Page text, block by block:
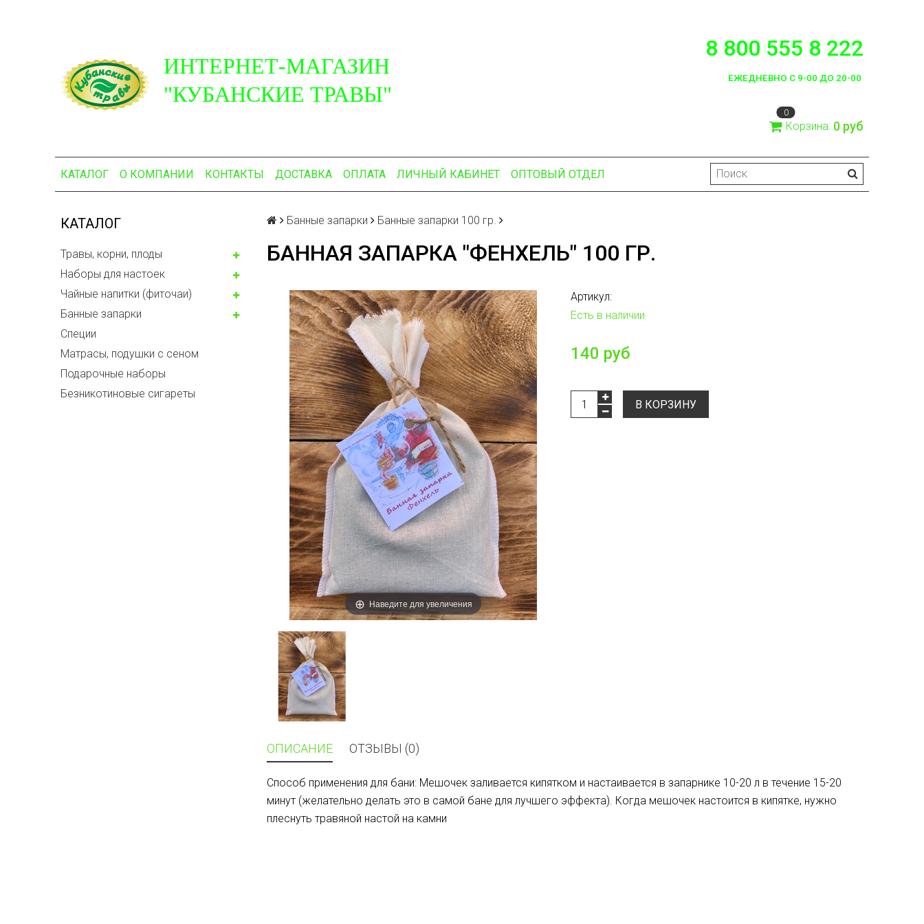
ИНТЕРНЕТ-МАГАЗИН
"КУБАНСКИЕ ТРАВЫ"
8 800 555 8 222
ЕЖЕДНЕВНО С 9-00 ДО 20-00
0
Корзина: 0 руб
КАТАЛОГ О КОМПАНИИ КОНТАКТЫ ДОСТАВКА ОПЛАТА ЛИЧНЫЙ КАБИНЕТ ОПТОВЫЙ ОТДЕЛ
КАТАЛОГ
Травы, корни, плоды
Наборы для настоек
Чайные напитки (фиточаи)
Банные запарки
Специи
Матрасы, подушки с сеном
Подарочные наборы
Безникотиновые сигареты
Банные запарки Банные запарки 100 гр.
БАННАЯ ЗАПАРКА "ФЕНХЕЛЬ" 100 ГР.
Наведите для увеличения
Артикул:
Есть в наличии
140 руб
В КОРЗИНУ
ОПИСАНИЕ ОТЗЫВЫ (0)
Способ применения для бани: Мешочек заливается кипятком и настаивается в запарнике 10-20 л в течение 15-20
минут (желательно делать это в самой бане для лучшего эффекта). Когда мешочек настоится в кипятке, нужно
плеснуть травяной настой на камни